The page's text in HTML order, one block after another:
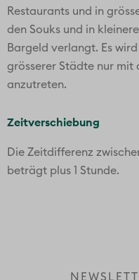
Restaurants und in
den Souks und in
Bargeld verlangt. Es
grösserer Städte nur mit
anzutreten.
Zeitverschiebung
Die Zeitdifferenz
beträgt plus 1 Stunde.